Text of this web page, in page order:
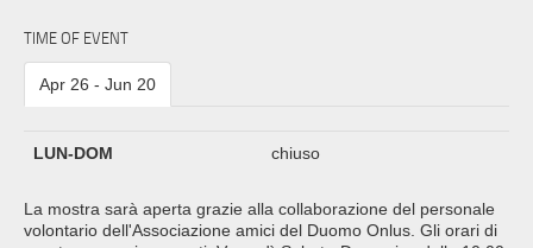
TIME OF EVENT
Apr 26 - Jun 20
LUN-DOM chiuso
La mostra sarà aperta grazie alla collaborazione del personale
volontario dell'Associazione amici del Duomo Onlus. Gli orari di